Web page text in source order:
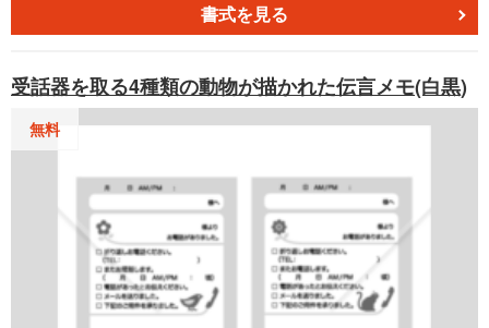
ているため、メッセージを心地よく伝えます。この伝言メ
モは、PDF形式のため、手軽に印刷して使用することがで
カットして活用ください。
書式を見る
受話器を取る4種類の動物が描かれた伝言メモ(白黒)
無料